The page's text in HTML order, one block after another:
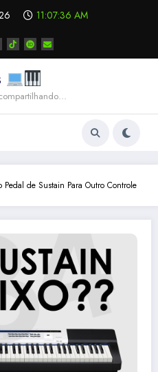
11:07:36 AM
Pedal de Sustain Para Outro Controle